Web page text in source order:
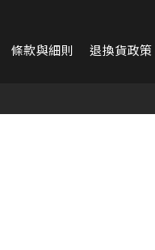
條款與細則 退換貨政策